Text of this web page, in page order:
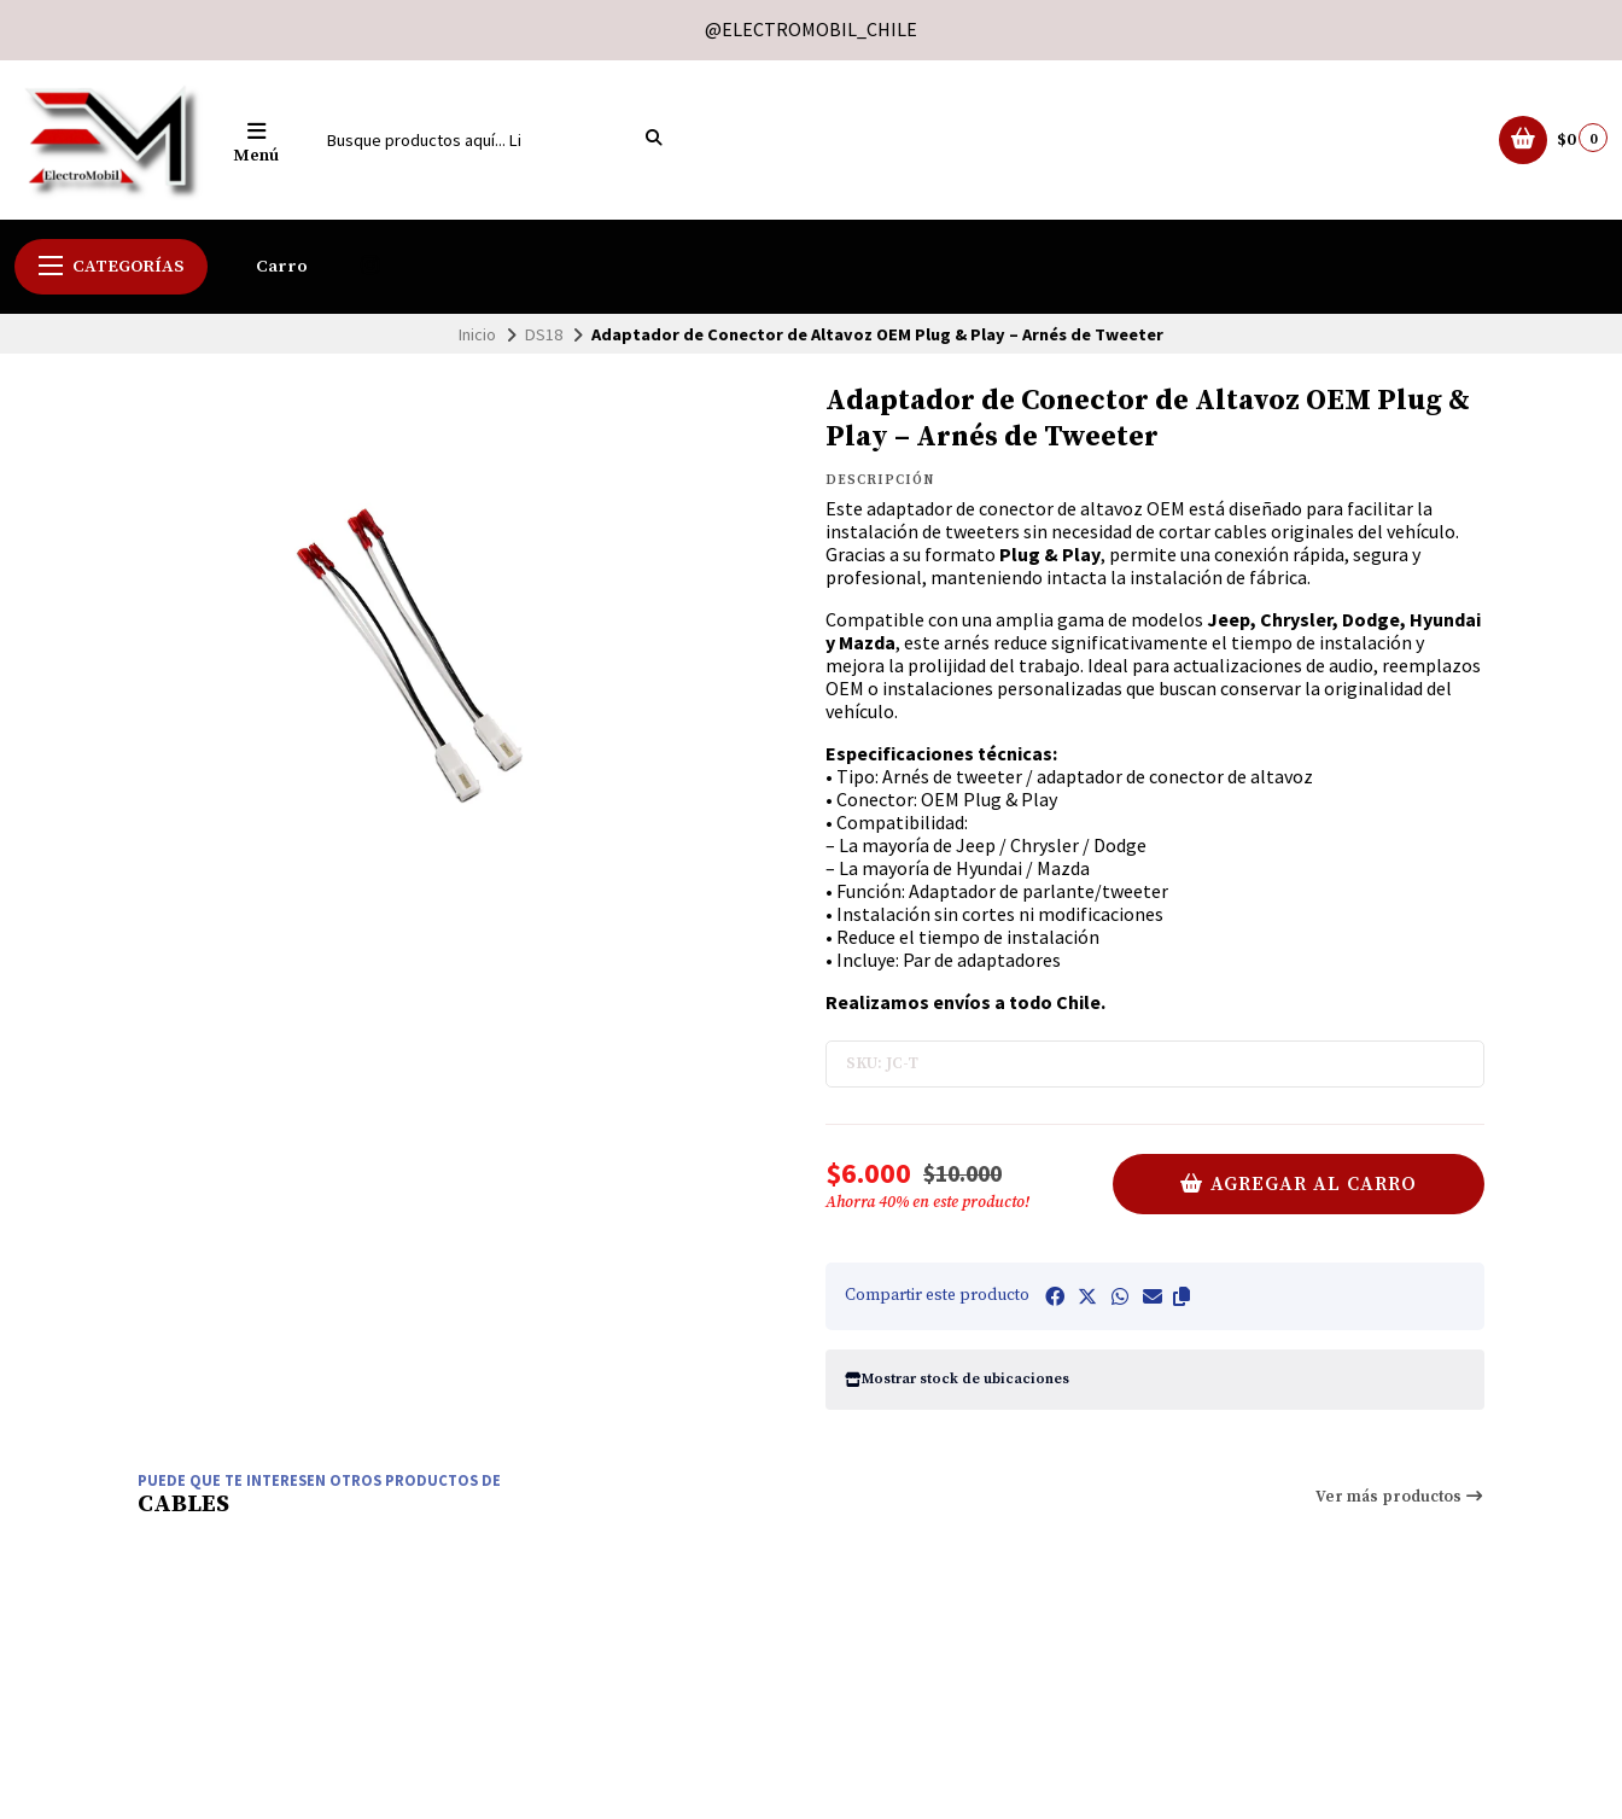
@ELECTROMOBIL_CHILE
Menú
$0 0
CATEGORÍAS Carro
Inicio DS18 Adaptador de Conector de Altavoz OEM Plug & Play – Arnés de Tweeter
Adaptador de Conector de Altavoz OEM Plug &
Play – Arnés de Tweeter
DESCRIPCIÓN
Este adaptador de conector de altavoz OEM está diseñado para facilitar la
instalación de tweeters sin necesidad de cortar cables originales del vehículo.
Gracias a su formato Plug & Play, permite una conexión rápida, segura y
profesional, manteniendo intacta la instalación de fábrica.
Compatible con una amplia gama de modelos Jeep, Chrysler, Dodge, Hyundai
y Mazda, este arnés reduce significativamente el tiempo de instalación y
mejora la prolijidad del trabajo. Ideal para actualizaciones de audio, reemplazos
OEM o instalaciones personalizadas que buscan conservar la originalidad del
vehículo.
Especificaciones técnicas:
• Tipo: Arnés de tweeter / adaptador de conector de altavoz
• Conector: OEM Plug & Play
• Compatibilidad:
– La mayoría de Jeep / Chrysler / Dodge
– La mayoría de Hyundai / Mazda
• Función: Adaptador de parlante/tweeter
• Instalación sin cortes ni modificaciones
• Reduce el tiempo de instalación
• Incluye: Par de adaptadores
Realizamos envíos a todo Chile.
SKU: JC-T
$6.000 $10.000
Ahorra40% en este producto!
AGREGAR AL CARRO
Compartir este producto
Mostrar stock de ubicaciones
PUEDE QUE TE INTERESEN OTROS PRODUCTOS DE
CABLES Ver más productos